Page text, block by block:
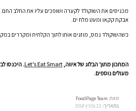
מכניסים את השוקולד לקערה ושופכים עליו את החלב החם.
אבקת קקאו ומעט מלח ים.
כשהשוקולד נמס, מוזגים אותו לתוך הקלתית ומקררים במקרר ל-3-4 שעות לפני
המתכון מתוך הבלוג של איווה,Let’s Eat Smart. היכנסו
מעולים נוספים.
מאת: FoodPage Team
בתאריך: